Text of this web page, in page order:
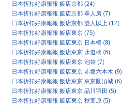
日本折扣好康報報 飯店京都 (24)
日本折扣好康報報 飯店京都 單人房 (7)
日本折扣好康報報 飯店京都 雙人以上 (12)
日本折扣好康報報 飯店東京 (75)
日本折扣好康報報 飯店東京 日本橋 (8)
日本折扣好康報報 飯店東京 水道橋 (6)
日本折扣好康報報 飯店東京 池袋 (7)
日本折扣好康報報 飯店東京 赤坂六本木 (9)
日本折扣好康報報 飯店東京 東京圓頂城 (6)
日本折扣好康報報 飯店東京 品川羽田 (5)
日本折扣好康報報 飯店東京 秋葉原 (5)